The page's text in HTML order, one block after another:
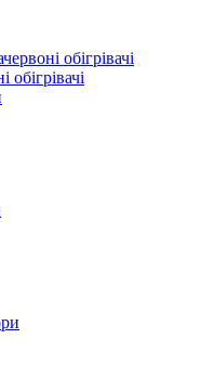
обігрівачі
обігрівачі